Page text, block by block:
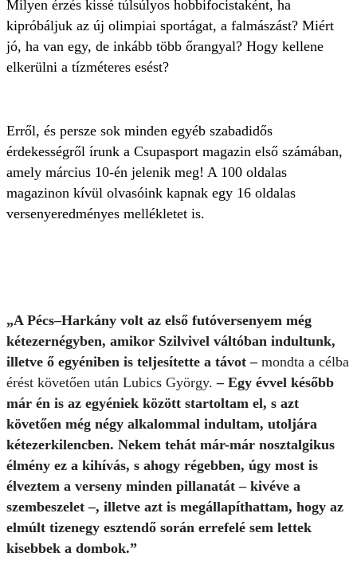
Milyen érzés kissé túlsúlyos hobbifocistaként, ha
kipróbáljuk az új olimpiai sportágat, a falmászást? Miért
jó, ha van egy, de inkább több őrangyal? Hogy kellene
elkerülni a tízméteres esést?
Erről, és persze sok minden egyéb szabadidős
érdekességről írunk a Csupasport magazin első számában,
amely március 10-én jelenik meg! A 100 oldalas
magazinon kívül olvasóink kapnak egy 16 oldalas
versenyeredményes mellékletet is.
„A Pécs–Harkány volt az első futóversenyem még
kétezernégyben, amikor Szilvivel váltóban indultunk,
illetve ő egyéniben is teljesítette a távot –mondta a célba
érést követően után Lubics György.– Egy évvel később
már én is az egyéniek között startoltam el, s azt
követően még négy alkalommal indultam, utoljára
kétezerkilencben. Nekem tehát már-már nosztalgikus
élmény ez a kihívás, s ahogy régebben, úgy most is
élveztem a verseny minden pillanatát – kivéve a
szembeszelet –, illetve azt is megállapíthattam, hogy az
elmúlt tizenegy esztendő során errefelé sem lettek
kisebbek a dombok.”